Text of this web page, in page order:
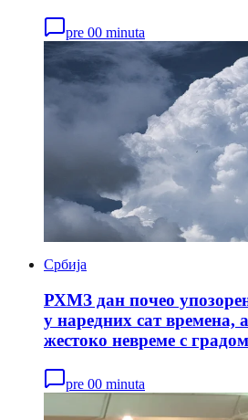
pre 00 minuta
Србија
РХМЗ дан почео
у наредних сат времена,
жестоко невреме с
pre 00 minuta